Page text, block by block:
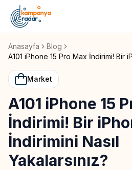
Anasayfa
Blog
A101 iPhone 15 Pro Max İndirimi! Bir
Market
A101 iPhone 15
İndirimi! Bir
İndirimini Nasıl
Yakalarsınız?